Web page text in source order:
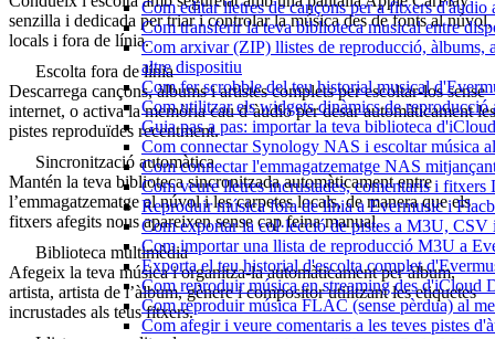
Com editar lletres de cançons per a fitxers
Com transferir la teva biblioteca musical entre
Com arxivar (ZIP) llistes de reproducció, àlbums,
altre dispositiu
Com fer scrobble del teu historial musical
Com utilitzar els widgets dinàmics de
Guia pas a pas: importar la teva biblioteca
Com connectar Synology NAS i escoltar música
Com connectar l'emmagatzematge NAS
Com veure lletres incrustades, comentaris i
Reproduir música fora de línia a Evermusic i
Com exportar la col·lecció de pistes a M3U,
Com importar una llista de reproducció M3U a
Exporta el teu historial d'escolta complet
Com reproduir música en streaming des d'iCloud
Com reproduir música FLAC (sense pèrdua) al
Com afegir i veure comentaris a les teves pistes
senzilla i dedicada per triar i controlar la música des de fonts al núvol,
locals i fora de línia.
Escolta fora de línia
Descarrega cançons, àlbums i artistes complets per escoltar-los sense
internet, o activa la memòria cau d’àudio per desar automàticament les
pistes reproduïdes recentment.
Sincronització automàtica
Mantén la teva biblioteca sincronitzada automàticament entre
l’emmagatzematge al núvol i les carpetes locals, de manera que els
fitxers afegits nous apareixen sense cap feina manual.
Biblioteca multimèdia
Afegeix la teva música i organitza-la automàticament per àlbum,
artista, artista de l’àlbum, gènere i compositor utilitzant les etiquetes
incrustades als teus fitxers.